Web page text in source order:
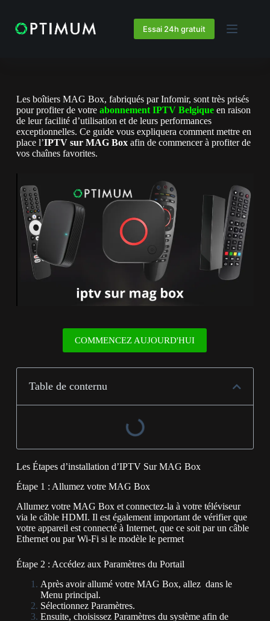
Essai 24h gratuit
Les boîtiers MAG Box, fabriqués par Infomir, sont très prisés
pour profiter de votre abonnement IPTV Belgiqueen raison
de leur facilité d’utilisation et de leurs performances
exceptionnelles. Ce guide vous expliquera comment mettre en
place l’IPTV sur MAG Boxafin de commencer à profiter de
vos chaînes favorites.
COMMENCEZ AUJOURD'HUI
Table de conternu
Les Étapes d’installation d’IPTV Sur MAG Box
Étape 1 : Allumez votre MAG Box
Allumez votre MAG Box et connectez-la à votre téléviseur
via le câble HDMI. Il est également important de vérifier que
votre appareil est connecté à Internet, que ce soit par un câble
Ethernet ou par Wi-Fi si le modèle le permet
Étape 2 : Accédez aux Paramètres du Portail
Après avoir allumé votre MAG Box, allez dans le
Menu principal.
Sélectionnez Paramètres.
Ensuite, choisissez Paramètres du système afin de